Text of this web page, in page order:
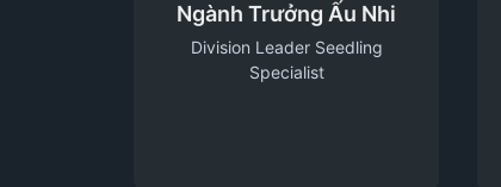
Ngành Trưởng Ấu Nhi
Division Leader Seedling
Specialist